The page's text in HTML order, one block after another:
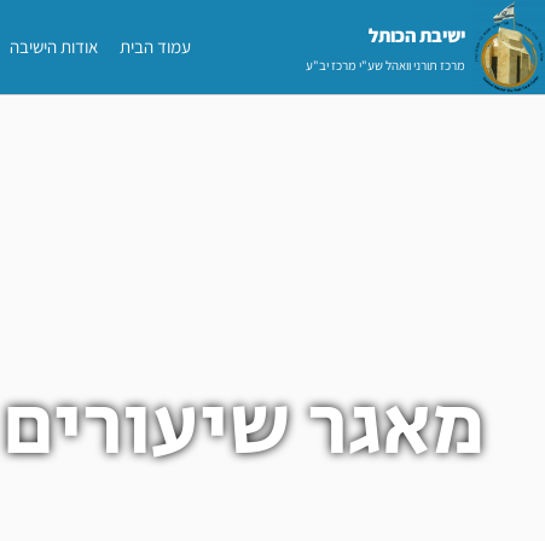
דילוג
לתוכן
ישיבת הכותל​
מרכז תורני וואהל שע"י מרכז יב"ע
עמוד הבית אודות הישיבה
מאגר שיעורים